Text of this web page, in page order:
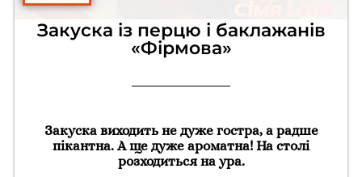
Закуска із перцю і баклажанів
«Фірмова»
Закуска виходить не дуже гостра, а радше
пікантна. А ще дуже ароматна! На столі
розходиться на ура.